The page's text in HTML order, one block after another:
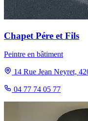
Chapet Pére et Fils
Peintre en bâtiment
14 Rue Jean Neyret,
04 77 74 05 77